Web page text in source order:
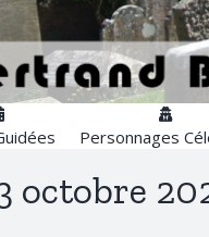
Personnages
octobre